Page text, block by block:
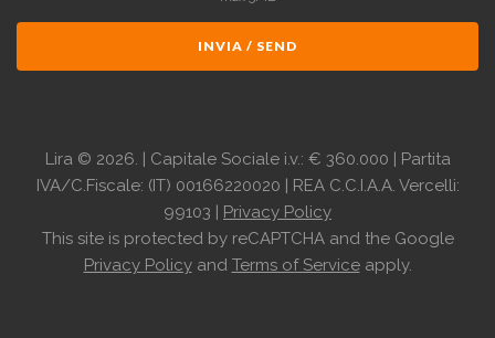
INVIA / SEND
Lira © 2026. | Capitale Sociale i.v.: € 360.000 | Partita
IVA/C.Fiscale: (IT) 00166220020 | REA C.C.I.A.A. Vercelli:
99103 | Privacy Policy
This site is protected by reCAPTCHA and the Google
Privacy Policyand Terms of Serviceapply.